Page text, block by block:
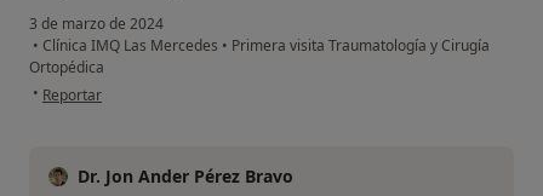
3 de marzo de 2024
• Clínica IMQ Las Mercedes • Primera visita Traumatología y Cirugía
Ortopédica
• en opinión del usuario J.I.E
Reportar
Dr. Jon Ander Pérez Bravo